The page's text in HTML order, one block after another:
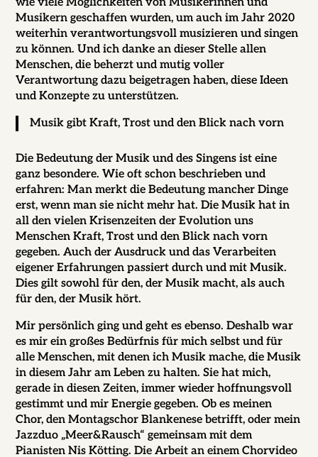
Musikern geschaffen wurden, um auch im Jahr 2020
weiterhin verantwortungsvoll musizieren und singen
zu können. Und ich danke an dieser Stelle allen
Menschen, die beherzt und mutig voller
Verantwortung dazu beigetragen haben, diese Ideen
und Konzepte zu unterstützen.
Musik gibt Kraft, Trost und den Blick nach vorn
Die Bedeutung der Musik und des Singens ist eine
ganz besondere. Wie oft schon beschrieben und
erfahren: Man merkt die Bedeutung mancher Dinge
erst, wenn man sie nicht mehr hat. Die Musik hat in
all den vielen Krisenzeiten der Evolution uns
Menschen Kraft, Trost und den Blick nach vorn
gegeben. Auch der Ausdruck und das Verarbeiten
eigener Erfahrungen passiert durch und mit Musik.
Dies gilt sowohl für den, der Musik macht, als auch
für den, der Musik hört.
Mir persönlich ging und geht es ebenso. Deshalb war
es mir ein großes Bedürfnis für mich selbst und für
alle Menschen, mit denen ich Musik mache, die Musik
in diesem Jahr am Leben zu halten. Sie hat mich,
gerade in diesen Zeiten, immer wieder hoffnungsvoll
gestimmt und mir Energie gegeben. Ob es meinen
Chor, den Montagschor Blankenese betrifft, oder mein
Jazzduo „Meer&Rausch“ gemeinsam mit dem
Pianisten Nis Kötting. Die Arbeit an einem Chorvideo